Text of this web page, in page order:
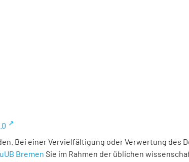
Bei einer Vervielfältigung oder Verwertung des
Bremen Sie im Rahmen der üblichen